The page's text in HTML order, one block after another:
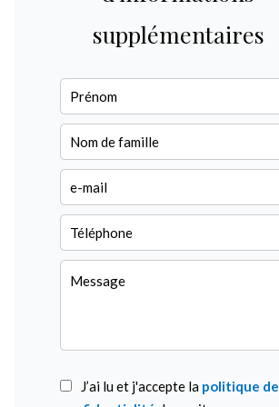
supplémentaires
J’ai lu et j'accepte la politique de